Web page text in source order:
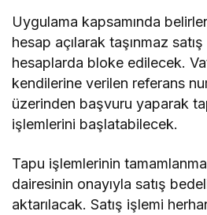
Uygulama kapsamında
hesap açılarak taşınmaz
hesaplarda bloke edilecek.
kendilerine verilen referans
üzerinden başvuru yaparak
işlemlerini başlatabilecek.
Tapu işlemlerinin
dairesinin onayıyla satış bedeli
aktarılacak. Satış işlemi